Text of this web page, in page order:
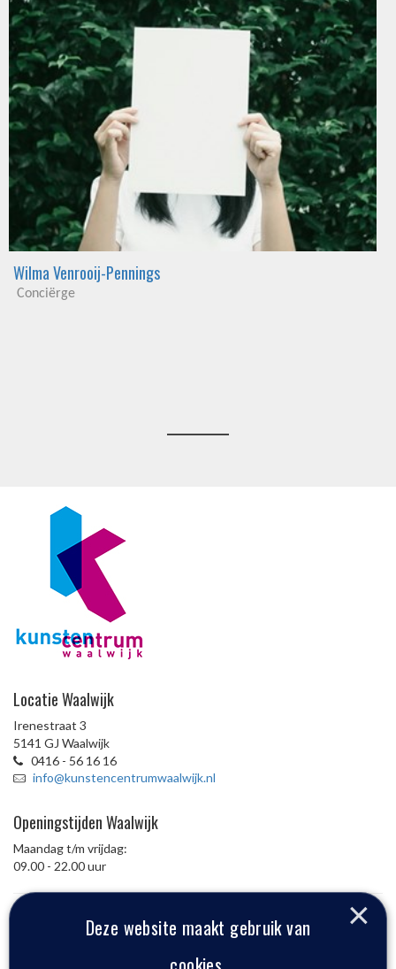
Wilma Venrooij-Pennings
Conciërge
Locatie Waalwijk
Irenestraat 3
5141 GJ Waalwijk
0416 - 56 16 16
info@kunstencentrumwaalwijk.nl
Openingstijden Waalwijk
Maandag t/m vrijdag:
09.00 - 22.00 uur
×
Deze website maakt gebruik van